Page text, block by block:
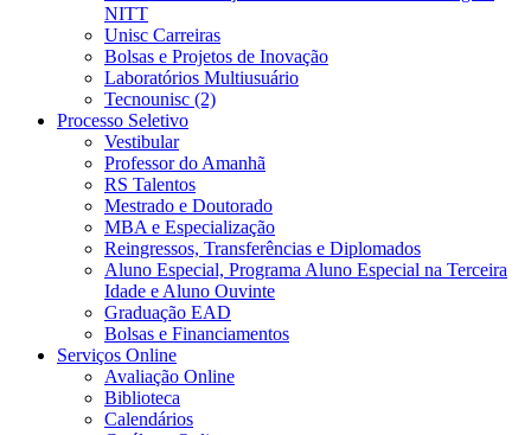
NITT
Unisc Carreiras
Bolsas e Projetos de Inovação
Laboratórios Multiusuário
Tecnounisc (2)
Processo Seletivo
Vestibular
Professor do Amanhã
RS Talentos
Mestrado e Doutorado
MBA e Especialização
Reingressos, Transferências e Diplomados
Aluno Especial, Programa Aluno Especial na Terceira
Idade e Aluno Ouvinte
Graduação EAD
Bolsas e Financiamentos
Serviços Online
Avaliação Online
Biblioteca
Calendários